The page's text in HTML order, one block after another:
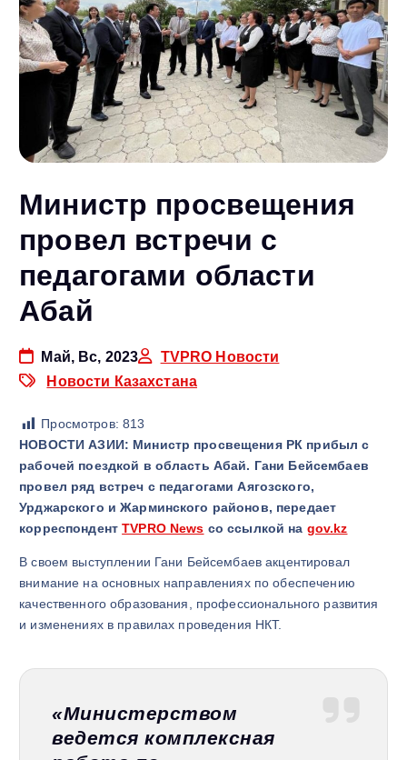
Министр просвещения
провел встречи с
педагогами области
Абай
Май, Вс, 2023
TVPRO Новости
Новости Казахстана
Просмотров: 813
НОВОСТИ АЗИИ: Министр просвещения РК прибыл с
рабочей поездкой в область Абай. Гани Бейсембаев
провел ряд встреч с педагогами Аягозского,
Урджарского и Жарминского районов, передает
корреспондентTVPRO News со ссылкой на gov.kz
В своем выступлении Гани Бейсембаев акцентировал
внимание на основных направлениях по обеспечению
качественного образования, профессионального развития
и изменениях в правилах проведения НКТ.
«Министерством
ведется комплексная